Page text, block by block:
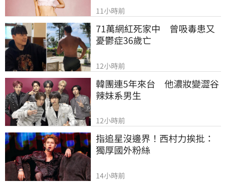
11小時前
71萬網紅死家中　曾吸毒患又
憂鬱症36歲亡
12小時前
韓團連5年來台　他濃妝變澀谷
辣妹系男生
12小時前
指追星沒邊界！西村力挨批：
獨厚國外粉絲
14小時前